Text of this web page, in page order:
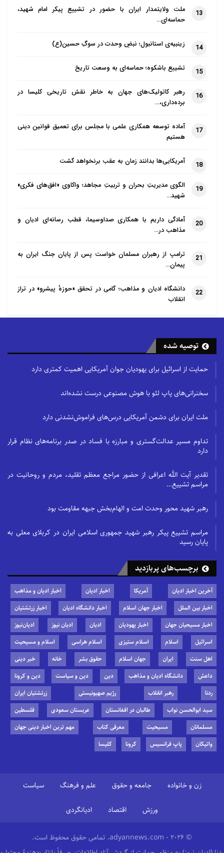
13
ملت ولایتمدار ایران با حضور در تشییع پیکر امام شهید،
حماسه‌ای…
14 زینبیه‌ی استانبول؛ نبضِ وحدت در سوگِ حسین(ع)
15 تشییع باشکوه؛ حماسه‌ای به وسعت تاریخ
16
رهبر کاتولیک‌های جهان به خاطر نقش تاریخی کلیسا در
برده‌داری،…
17
آماده توسعه همکاری علمی با مجلس برای تعمیق قوانین دینی
هستیم
18 آمریکایی‌ها بدانند زمان به عقب برنخواهد گشت
19
الگوی مدیریتِ بحران و تربیتِ مجاهد؛ واکاوی «افق‌های فکری»
شهید…
20
آمادگی داریم با همکاری صداوسیما، قطب رسانه‌ای ادیان و
مذاهب در…
21
ترامپ از رهبران مسلمان خواست پس از پایان جنگ ایران به
پیمان…
22
دانشگاه ادیان و مذاهب؛ گامی در تحقق «حوزهٔ پیشرو» در تراز
انقلاب
توصیه شده
حمایت از اسرائیل برای یهودیان جوان آمریکایی اهمیت کمتری دارد
سخنرانی‌های پاپ لئو با هوش مصنوعی درست نشده‌اند
ملت ایران برای دشمن آمریکایی درس‌های فراموش‌نشدنی دارد
تداوم مسیر عدالت‌گستری و مبارزه با فساد در صدر برنامه‌های نظام قرار
دارد
تقدیر آیت الله اعرافی از حضور مراجع معظم تقلید، مردم و روحانیت در
مراسم تشییع…
رهبر شهید محور وحدت امت و الهام‌بخش جبهه مقاومت بود
مراسم تشییع پیکر رهبر شهید جمهوری اسلامی ایران در کربلای معلی به
پایان رسید
برچسب‌های پربازدید
آخرین اخبار ادیان آمریکا اخبار ادیان
اخبار ادیان و مذاهب
اخبار بین الملل
اخبار جهان اسلام اخبار دانشگاه ادیان
اخبار زرتشتیان
اخبار مسیحیان جهان
اخبار یهودیان ادیان ادیان نیوز
ادیان‌نیوز
اسرائیل
اسلام اسلام ستیزی اسلام هراسی
اسلام و مسیحیت
اهل سنت
ایران جهان اسلام حقوق بشر خانه
خبر دینی
داعش
دانشگاه ادیان و مذاهب دین دین و سیاست
دین و کرونا
ردنا
رهبر انقلاب رژیم صهیونیستی
زرتشتیان ایران
سید ابوالحسن نواب
طالبان در افغانستان عربستان سعودی
فلسطین
مسلمانان
مسیحیت معرفی کتاب
مهم ترین اخبار دینی جهان
واتیکان
پاپ فرانسیس کرونا کلیسا
زن و خانواده جامعه و حقوق علم و فرهنگ سیاست
ورزش اقتصاد ادیانگردی
© 2026 - adyannews.com. تمامی حقوق محفوظ است.